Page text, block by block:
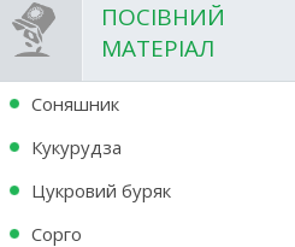
ПОСІВНИЙ
МАТЕРІАЛ
Соняшник
Кукурудза
Цукровий буряк
Сорго